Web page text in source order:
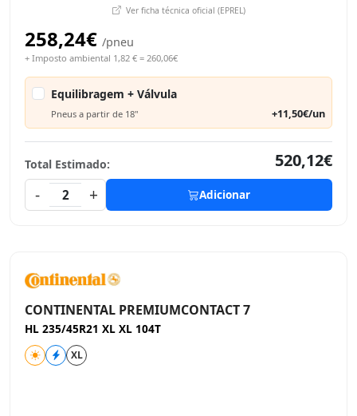
Ver ficha técnica oficial (EPREL)
258,24€ /pneu
+ Imposto ambiental 1,82 € = 260,06€
Equilibragem + Válvula
Pneus a partir de 18" +11,50€/un
Total Estimado:
520,12€
-
2 + Adicionar
CONTINENTAL PREMIUMCONTACT 7
HL 235/45R21 XL XL 104T
XL